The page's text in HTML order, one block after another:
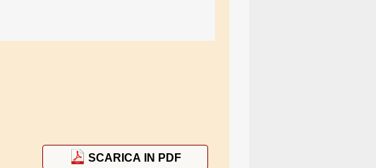
SCARICA IN PDF